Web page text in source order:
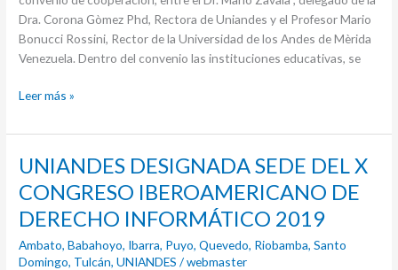
Dra. Corona Gòmez Phd, Rectora de Uniandes y el Profesor Mario
Bonucci Rossini, Rector de la Universidad de los Andes de Mèrida
Venezuela. Dentro del convenio las instituciones educativas, se
Los
Andes
de
Leer más »
UNIANDES DESIGNADA SEDE DEL X
CONGRESO IBEROAMERICANO DE
DERECHO INFORMÁTICO 2019
Ambato,Babahoyo, Ibarra, Puyo,Quevedo, Riobamba,Santo
Domingo, Tulcán,UNIANDES /webmaster
UNIANDES
SEDE
DEL
X
CONGRESO